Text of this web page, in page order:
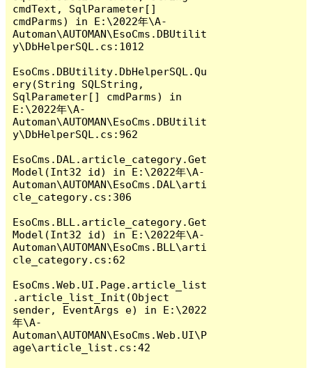
cmdText, SqlParameter[]
cmdParms) in E:\2022年\A-
Automan\AUTOMAN\EsoCms.DBUtilit
y\DbHelperSQL.cs:1012
EsoCms.DBUtility.DbHelperSQL.Qu
ery(String SQLString,
SqlParameter[] cmdParms) in
E:\2022年\A-
Automan\AUTOMAN\EsoCms.DBUtilit
y\DbHelperSQL.cs:962
EsoCms.DAL.article_category.Get
Model(Int32 id) in E:\2022年\A-
Automan\AUTOMAN\EsoCms.DAL\arti
cle_category.cs:306
EsoCms.BLL.article_category.Get
Model(Int32 id) in E:\2022年\A-
Automan\AUTOMAN\EsoCms.BLL\arti
cle_category.cs:62
EsoCms.Web.UI.Page.article_list
.article_list_Init(Object
sender, EventArgs e) in E:\2022
年\A-
Automan\AUTOMAN\EsoCms.Web.UI\P
age\article_list.cs:42